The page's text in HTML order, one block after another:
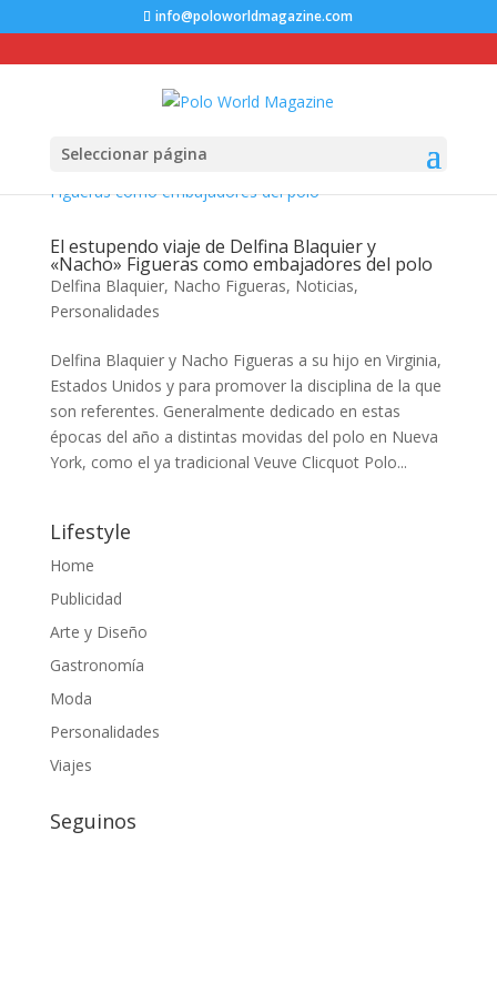
info@poloworldmagazine.com
Seleccionar página
El estupendo viaje de Delfina Blaquier y
«Nacho» Figueras como embajadores del polo
Delfina Blaquier, Nacho Figueras, Noticias,
Personalidades
Delfina Blaquier y Nacho Figueras a su hijo en Virginia,
Estados Unidos y para promover la disciplina de la que
son referentes. Generalmente dedicado en estas
épocas del año a distintas movidas del polo en Nueva
York, como el ya tradicional Veuve Clicquot Polo...
Lifestyle
Home
Publicidad
Arte y Diseño
Gastronomía
Moda
Personalidades
Viajes
Seguinos